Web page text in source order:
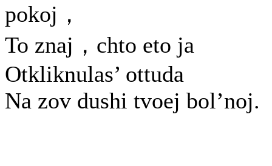
pokoj，
To znaj，chto eto ja
Otkliknulas’ ottuda
Na zov dushi tvoej bol’noj.